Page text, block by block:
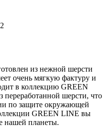
из нежной шерсти
очень мягкую фактуру и
в коллекцию GREEN
шерсти, что
по защите окружающей
GREEN LINE вы
нашей планеты.